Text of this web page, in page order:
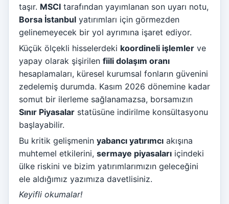
taşır. MSCI tarafından yayımlanan son uyarı notu,
Borsa İstanbul yatırımları için görmezden
gelinemeyecek bir yol ayrımına işaret ediyor.
Küçük ölçekli hisselerdeki koordineli işlemler ve
yapay olarak şişirilen fiili dolaşım oranı
hesaplamaları, küresel kurumsal fonların güvenini
zedelemiş durumda. Kasım 2026 dönemine kadar
somut bir ilerleme sağlanamazsa, borsamızın
Sınır Piyasalar statüsüne indirilme konsültasyonu
başlayabilir.
Bu kritik gelişmenin yabancı yatırımcı akışına
muhtemel etkilerini, sermaye piyasaları içindeki
ülke riskini ve bizim yatırımlarımızın geleceğini
ele aldığımız yazımıza davetlisiniz.
Keyifli okumalar!